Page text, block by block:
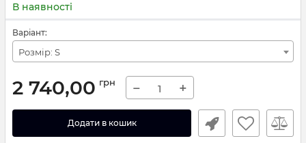
В наявності
Варіант:
Розмір: S
2 740,00 грн − +
Додати в кошик